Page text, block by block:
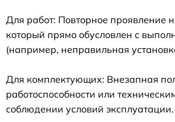
Для работ: Повторное проявление
который прямо обусловлен с
(например, неправильная
Для комплектующих: Внезапная
работоспособности или
соблюдении условий эксплуатации.